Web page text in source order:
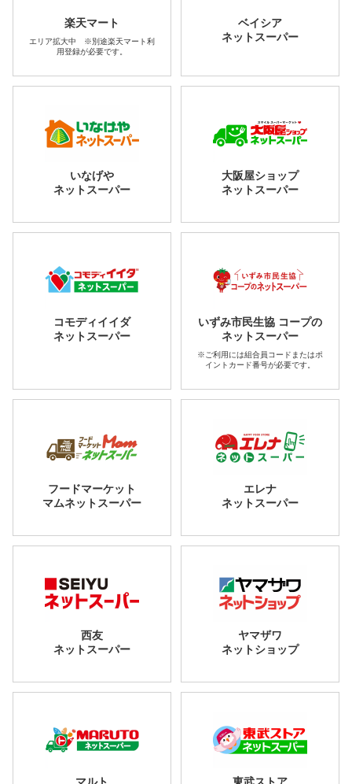
楽天マート
エリア拡大中 ※別途楽天マート利
用登録が必要です。
ベイシア
ネットスーパー
いなげや
ネットスーパー
大阪屋ショップ
ネットスーパー
コモディイイダ
ネットスーパー
いずみ市民生協 コープの
ネットスーパー
※ご利用には組合員コードまたはポ
イントカード番号が必要です。
フードマーケット
マムネットスーパー
エレナ
ネットスーパー
西友
ネットスーパー
ヤマザワ
ネットショップ